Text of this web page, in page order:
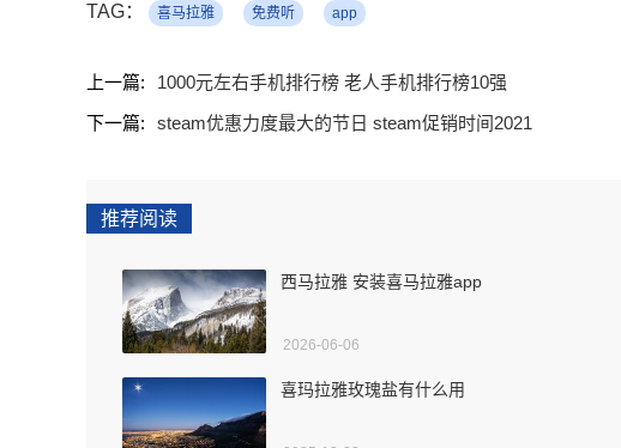
TAG： 喜马拉雅 免费听 app
上一篇:
1000元左右手机排行榜 老人手机排行榜10强
下一篇:
steam优惠力度最大的节日 steam促销时间2021
推荐阅读
西马拉雅 安装喜马拉雅app
2026-06-06
喜玛拉雅玫瑰盐有什么用